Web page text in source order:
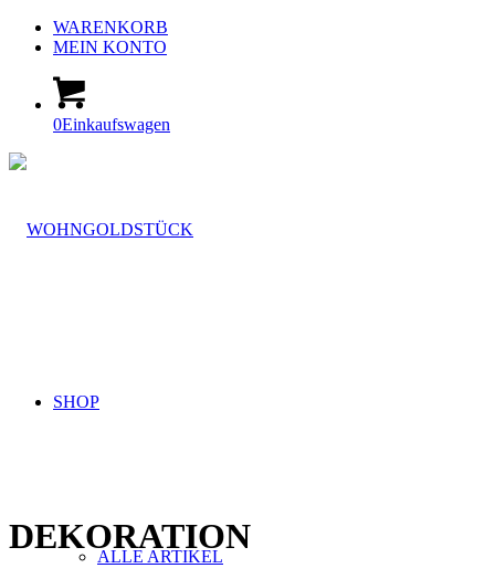
WARENKORB
MEIN KONTO
0Einkaufswagen
SHOP
ALLE ARTIKEL
DEKORATION